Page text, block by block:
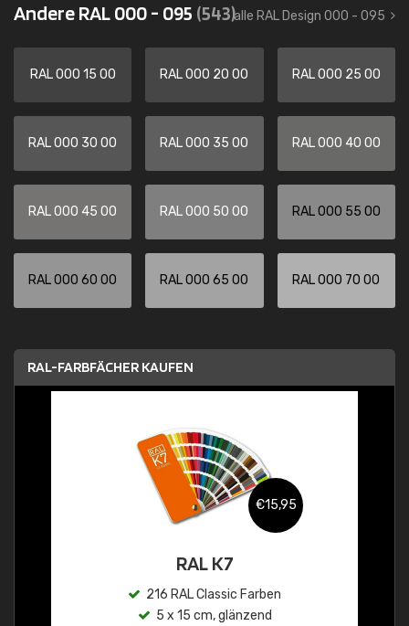
Andere RAL 000 - 095 (543)alle RAL Design 000 - 095
RAL 000 15 00 RAL 000 20 00 RAL 000 25 00
RAL 000 30 00 RAL 000 35 00 RAL 000 40 00
RAL 000 45 00 RAL 000 50 00 RAL 000 55 00
RAL 000 60 00 RAL 000 65 00 RAL 000 70 00
RAL-FARBFÄCHER KAUFEN
€15,95
RAL K7
216 RAL Classic Farben
5 x 15 cm, glänzend